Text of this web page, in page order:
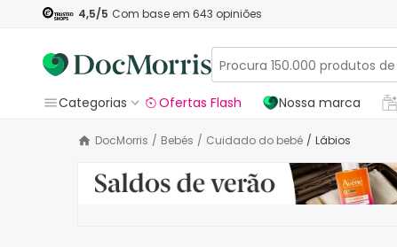
4,5/5 Com base em 643 opiniões
Categorias
Ofertas Flash Nossa marca
DocMorris / Bebés / Cuidado do bebé / Lábios